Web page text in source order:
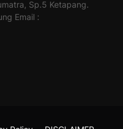
Sp.5 Ketapang.
Email :